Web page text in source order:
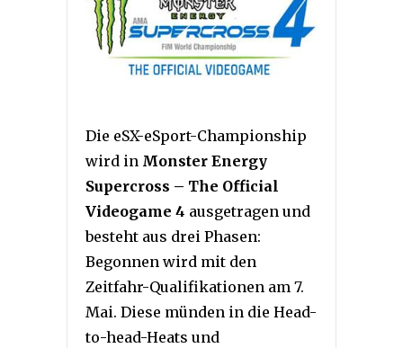
Die eSX-eSport-Championship
wird in Monster Energy
Supercross – The Official
Videogame 4 ausgetragen und
besteht aus drei Phasen:
Begonnen wird mit den
Zeitfahr-Qualifikationen am 7.
Mai. Diese münden in die Head-
to-head-Heats und